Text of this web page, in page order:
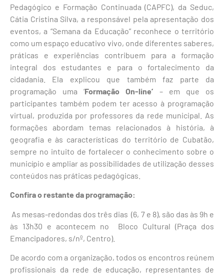
Pedagógico e Formação Continuada (CAPFC), da Seduc,
Cátia Cristina Silva, a responsável pela apresentação dos
eventos, a “Semana da Educação” reconhece o território
como um espaço educativo vivo, onde diferentes saberes,
práticas e experiências contribuem para a formação
integral dos estudantes e para o fortalecimento da
cidadania. Ela explicou que também faz parte da
programação uma ‘Formação On-line’ – em que os
participantes também podem ter acesso à programação
virtual, produzida por professores da rede municipal. As
formações abordam temas relacionados à história, à
geografia e às características do território de Cubatão,
sempre no intuito de fortalecer o conhecimento sobre o
município e ampliar as possibilidades de utilização desses
conteúdos nas práticas pedagógicas.
Confira o restante da programação:
As mesas-redondas dos três dias (6, 7 e 8), são das às 9h e
às 13h30 e acontecem no
Bloco Cultural (Praça dos
Emancipadores, s/nº, Centro).
De acordo com a organização, todos os encontros reúnem
profissionais da rede de educação, representantes de